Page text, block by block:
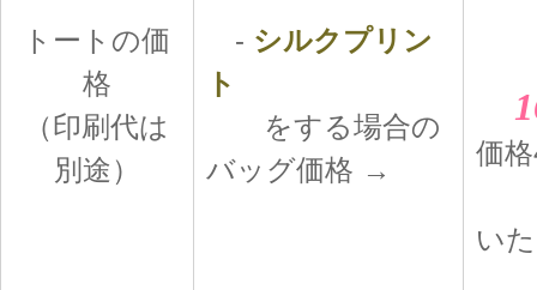
トートの価
格
（印刷代は
別途）
- シルクプリン
ト
をする場合の
バッグ価格 →
価
い